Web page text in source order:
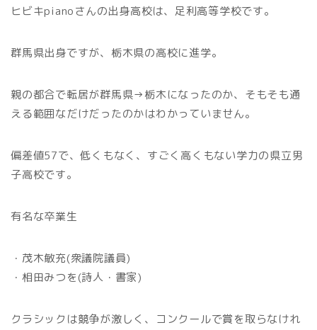
ヒビキpianoさんの出身高校は、足利高等学校です。
群馬県出身ですが、栃木県の高校に進学。
親の都合で転居が群馬県→栃木になったのか、そもそも通
える範囲なだけだったのかはわかっていません。
偏差値57で、低くもなく、すごく高くもない学力の県立男
子高校です。
有名な卒業生
・茂木敏充(衆議院議員)
・相田みつを(詩人・書家)
クラシックは競争が激しく、コンクールで賞を取らなけれ